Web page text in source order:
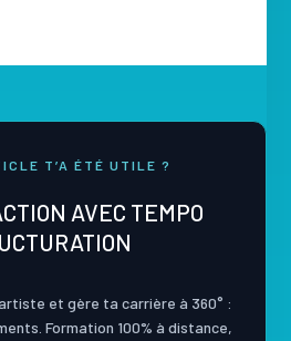
T’A ÉTÉ UTILE ?
AVEC TEMPO
et gère ta carrière à 360° :
Formation 100% à distance,